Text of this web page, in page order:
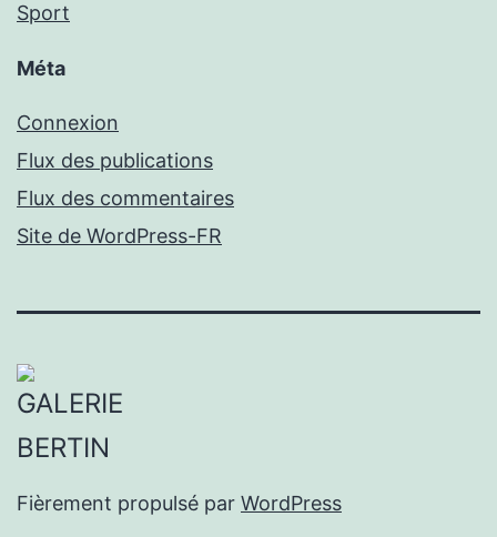
Sport
Méta
Connexion
Flux des publications
Flux des commentaires
Site de WordPress-FR
Fièrement propulsé par WordPress